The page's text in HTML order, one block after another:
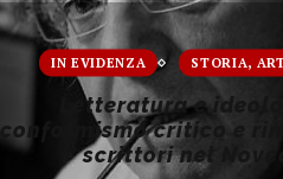
IN EVIDENZA STORIA,
Letteratura e
conformismo critico e
scrittori nel